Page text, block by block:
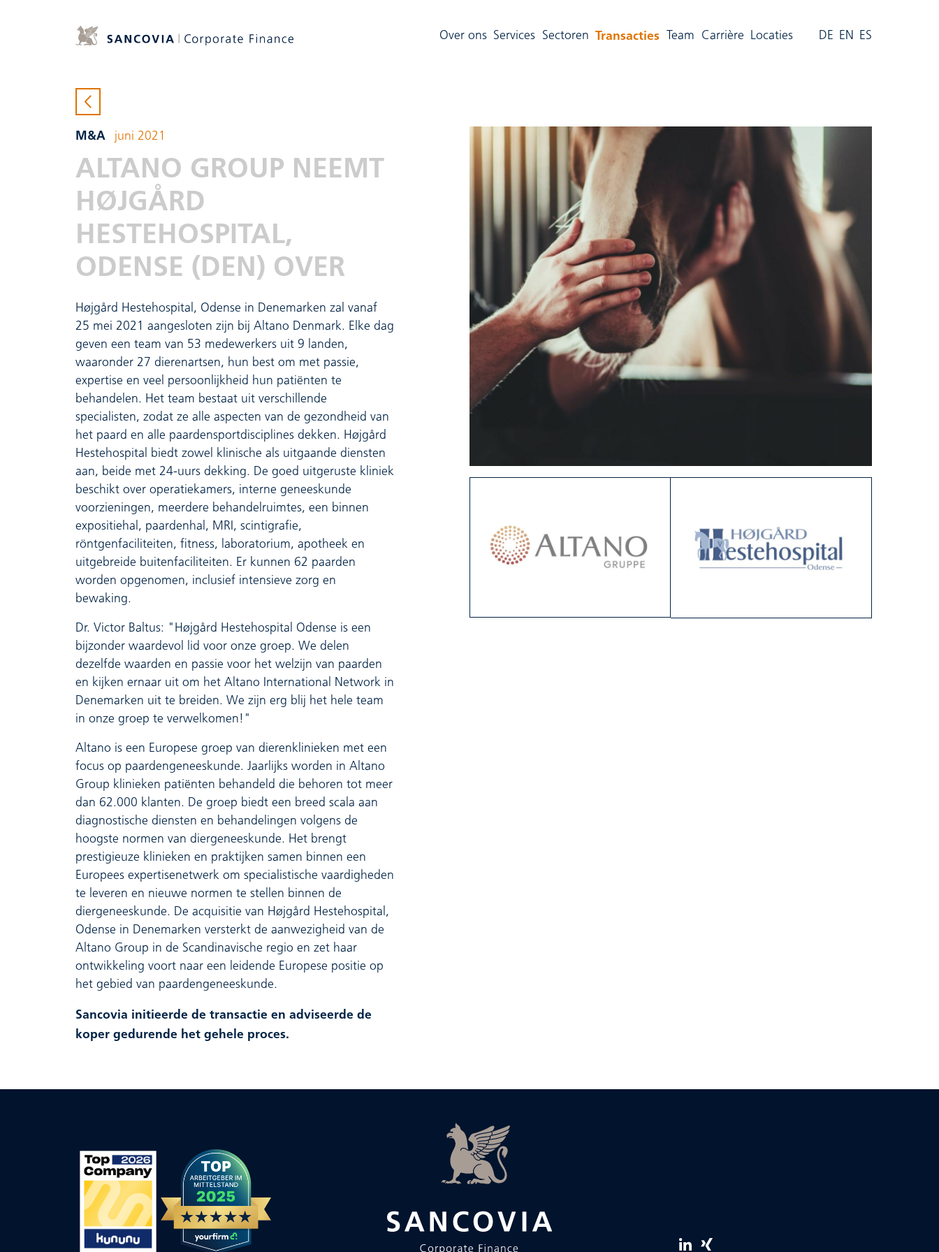
Over ons Services Sectoren Transacties(aktiv)
Team Carrière Locaties DE EN ES
M&A juni 2021
ALTANO GROUP NEEMT
HØJGÅRD
HESTEHOSPITAL,
ODENSE (DEN) OVER
Højgård Hestehospital, Odense in Denemarken zal vanaf
25 mei 2021 aangesloten zijn bij Altano Denmark. Elke dag
geven een team van 53 medewerkers uit 9 landen,
waaronder 27 dierenartsen, hun best om met passie,
expertise en veel persoonlijkheid hun patiënten te
behandelen. Het team bestaat uit verschillende
specialisten, zodat ze alle aspecten van de gezondheid van
het paard en alle paardensportdisciplines dekken. Højgård
Hestehospital biedt zowel klinische als uitgaande diensten
aan, beide met 24-uurs dekking. De goed uitgeruste kliniek
beschikt over operatiekamers, interne geneeskunde
voorzieningen, meerdere behandelruimtes, een binnen
expositiehal, paardenhal, MRI, scintigrafie,
röntgenfaciliteiten, fitness, laboratorium, apotheek en
uitgebreide buitenfaciliteiten. Er kunnen 62 paarden
worden opgenomen, inclusief intensieve zorg en
bewaking.
Dr. Victor Baltus: "Højgård Hestehospital Odense is een
bijzonder waardevol lid voor onze groep. We delen
dezelfde waarden en passie voor het welzijn van paarden
en kijken ernaar uit om het Altano International Network in
Denemarken uit te breiden. We zijn erg blij het hele team
in onze groep te verwelkomen!"
Altano is een Europese groep van dierenklinieken met een
focus op paardengeneeskunde. Jaarlijks worden in Altano
Group klinieken patiënten behandeld die behoren tot meer
dan 62.000 klanten. De groep biedt een breed scala aan
diagnostische diensten en behandelingen volgens de
hoogste normen van diergeneeskunde. Het brengt
prestigieuze klinieken en praktijken samen binnen een
Europees expertisenetwerk om specialistische vaardigheden
te leveren en nieuwe normen te stellen binnen de
diergeneeskunde. De acquisitie van Højgård Hestehospital,
Odense in Denemarken versterkt de aanwezigheid van de
Altano Group in de Scandinavische regio en zet haar
ontwikkeling voort naar een leidende Europese positie op
het gebied van paardengeneeskunde.
Sancovia initieerde de transactie en adviseerde de
koper gedurende het gehele proces.